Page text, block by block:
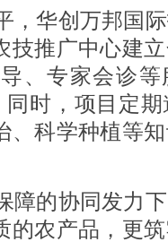
，华创万邦国
技推广中心建
、专家会诊
同时，项目定
、科学种植等
障的协同发力
的农产品，更